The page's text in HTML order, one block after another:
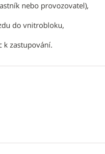
nebo provozovatel),
do vnitrobloku,
k zastupování.